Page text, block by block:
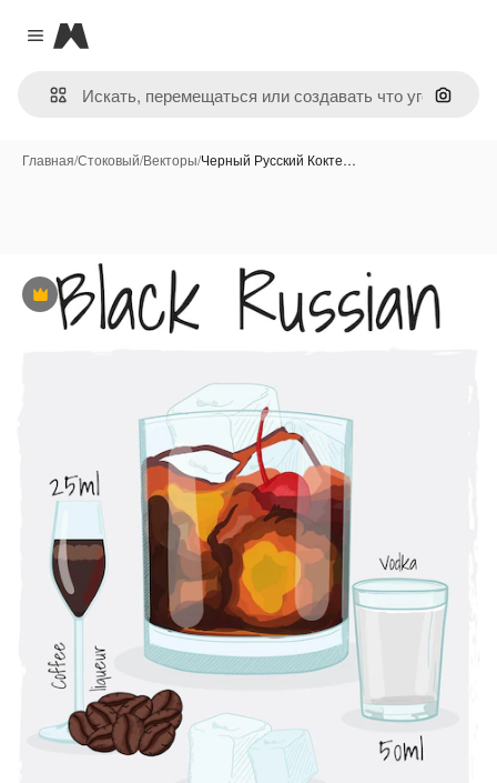
Close menu
Magnific
Поиск
Главная/Стоковый/Векторы/Черный Русский Кокте…
Премиум